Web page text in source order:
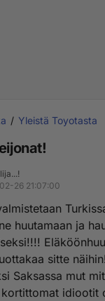
Yleistä Toyotasta
26 21:07:00
huutamaan ja
sitte
Saksassa mut
kortittomat idiootit